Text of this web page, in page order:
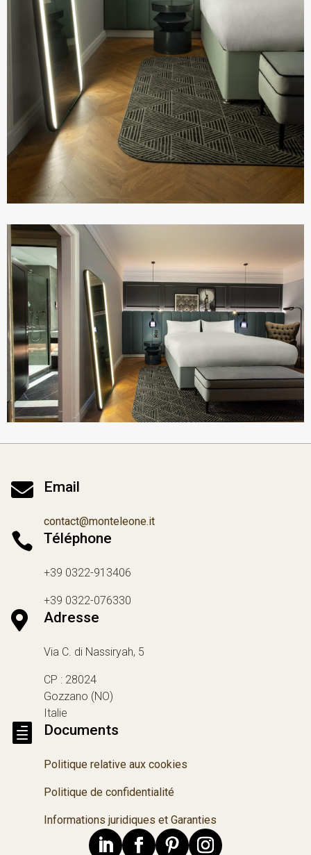
 Email
contact@monteleone.it
 Téléphone
+39 0322-913406
+39 0322-076330
 Adresse
Via C. di Nassiryah, 5
CP : 28024
Gozzano (NO)
Italie
 Documents
Politique relative aux cookies
Politique de confidentialité
Informations juridiques et Garanties